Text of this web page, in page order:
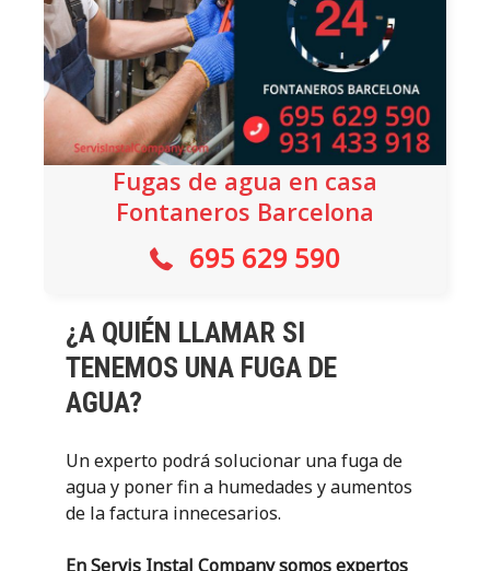
Fugas de agua en casa
Fontaneros Barcelona
695 629 590
¿A QUIÉN LLAMAR SI
TENEMOS UNA FUGA DE
AGUA?
Un experto podrá solucionar una fuga de
agua y poner fin a humedades y aumentos
de la factura innecesarios.
En Servis Instal Company somos expertos